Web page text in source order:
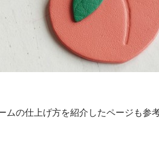
の仕上げ方を紹介したページも参